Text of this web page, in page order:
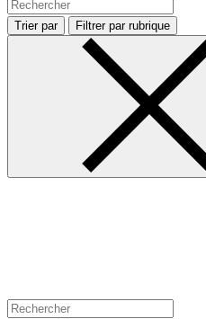
Trier par Filtrer par rubrique